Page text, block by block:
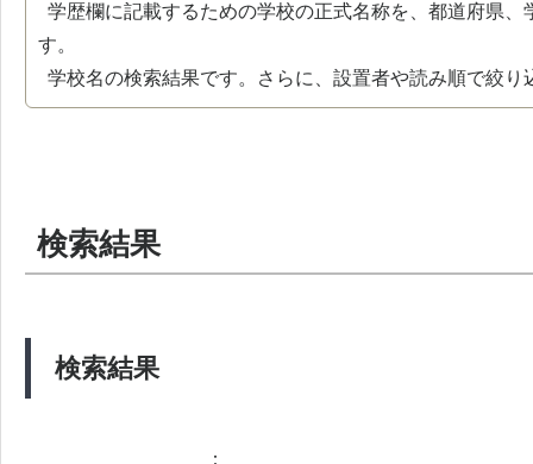
学歴欄に記載するための学校の正式名称を、都道府県
す。
学校名の検索結果です。さらに、設置者や読み順で絞り
検索結果
検索結果
：